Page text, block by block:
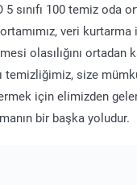
sınıfı 100 temiz oda
veri kurtarma
olasılığını ortadan
temizliğimiz, size
için elimizden
bir başka yoludur.